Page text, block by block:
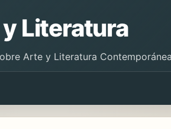
Literatura
Arte y Literatura